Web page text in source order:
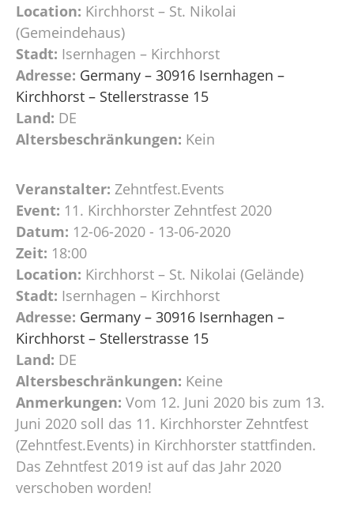
Location: Kirchhorst – St. Nikolai
(Gemeindehaus)
Stadt: Isernhagen – Kirchhorst
Adresse: Germany – 30916 Isernhagen –
Kirchhorst – Stellerstrasse 15
Land: DE
Altersbeschränkungen: Kein
Veranstalter: Zehntfest.Events
Event: 11. Kirchhorster Zehntfest 2020
Datum: 12-06-2020 - 13-06-2020
Zeit: 18:00
Location: Kirchhorst – St. Nikolai (Gelände)
Stadt: Isernhagen – Kirchhorst
Adresse: Germany – 30916 Isernhagen –
Kirchhorst – Stellerstrasse 15
Land: DE
Altersbeschränkungen: Keine
Anmerkungen: Vom 12. Juni 2020 bis zum 13.
Juni 2020 soll das 11. Kirchhorster Zehntfest
(Zehntfest.Events) in Kirchhorster stattfinden.
Das Zehntfest 2019 ist auf das Jahr 2020
verschoben worden!